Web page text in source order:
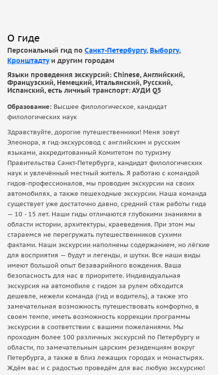
О гиде
Персональный гид по Санкт-Петербургу, Выборгу,
Кронштадтуи другим городам
Языки проведения экскурсий: Chinese, Английский,
Французский, Немецкий, Итальянский, Русский,
Испанский, есть личный транспорт: АУДИ Q5
Образование: Высшее филологическое, кандидат
филологических наук
Здравствуйте, дорогие путешественники! Меня зовут
Элеонора, я гид-экскурсовод с английским и русским
языками, аккредитованный Комитетом по туризму
Правительства Санкт-Петербурга, кандидат филологических
наук и увлечённый местный житель. Я работаю с командой
гидов-профессионалов, мы проводим экскурсии на своих
автомобилях, а также пешеходные экскурсии. Наша команда
существует уже достаточно давно, средний стаж работы гида
— 10 - 15 лет. Наши гиды отличаются глубокими знаниями в
области истории, архитектуры, краеведения. При этом мы
стараемся не перегружать путешественников сухими
фактами. Наши экскурсии наполнены содержанием, но лёгкие
для восприятия — будут и легенды, и шутки. Все наши виды
имеют большой опыт безаварийного вождения. Ваша
безопасность для нас в приоритете. Индивидуальная
экскурсия на автомобиле с гидом за рулем обходится
дешевле, нежели команда (гид и водитель), а также это
замечательная возможность путешествовать комфортно, в
своем темпе, иметь возможность коррекции программы
экскурсии в соответствии с вашими пожеланиями. Мы
проходим более 100 различных экскурсий по Петербургу и
области, по замечательным царским резиденциям вокруг
Петербурга, а также в близ лежащих городах и монастырях.
Ждём вас и с радостью проведём для вас любую экскурсию!